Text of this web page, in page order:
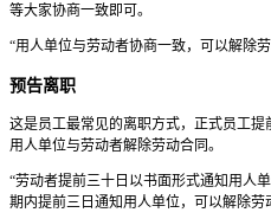
等大家协商一致即可。
“用人单位与劳动者协商一致，可以解除
预告离职
这是员工最常见的离职方式，正式员工提
用人单位与劳动者解除劳动合同。
“劳动者提前三十日以书面形式通知用人
期内提前三日通知用人单位，可以解除劳